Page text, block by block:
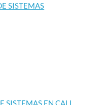
SISTEMAS
SISTEMAS EN CALI